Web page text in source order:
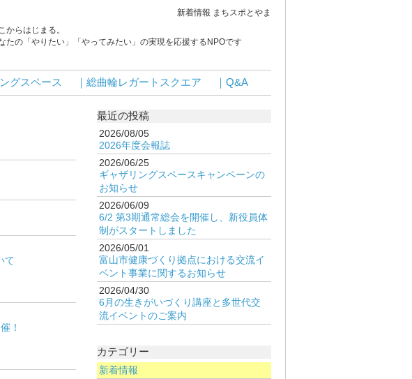
新着情報 まちスポとやま
からはじまる。
たの「やりたい」「やってみたい」の実現を応援するNPOです
グスペース ｜総曲輪レガートスクエア ｜Q&A
て
！
最近の投稿
2026/08/05
2026年度会報誌
2026/06/25
ギャザリングスペースキャンペーンの
お知らせ
2026/06/09
6/2 第3期通常総会を開催し、新役員体
制がスタートしました
2026/05/01
富山市健康づくり拠点における交流イ
ベント事業に関するお知らせ
2026/04/30
6月の生きがいづくり講座と多世代交
流イベントのご案内
カテゴリー
新着情報